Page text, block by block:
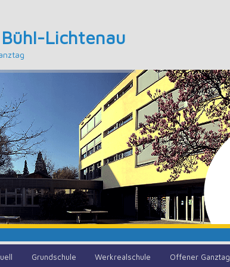
Lichtenau
Grundschule Werkrealschule Offener Ganztag